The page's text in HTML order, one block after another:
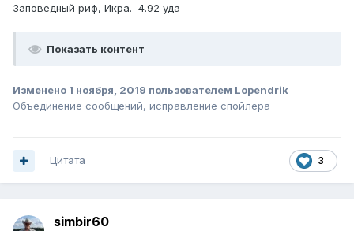
Заповедный риф, Икра. 4.92 уда
Показать контент
Изменено 1 ноября, 2019 пользователем Lopendrik
Объединение сообщений, исправление спойлера
3
Цитата
simbir60